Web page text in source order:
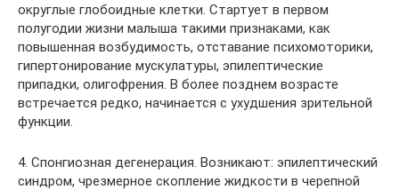
округлые глобоидные клетки. Стартует в первом
полугодии жизни малыша такими признаками, как
повышенная возбудимость, отставание психомоторики,
гипертонирование мускулатуры, эпилептические
припадки, олигофрения. В более позднем возрасте
встречается редко, начинается с ухудшения зрительной
функции.
4. Спонгиозная дегенерация. Возникают: эпилептический
синдром, чрезмерное скопление жидкости в черепной